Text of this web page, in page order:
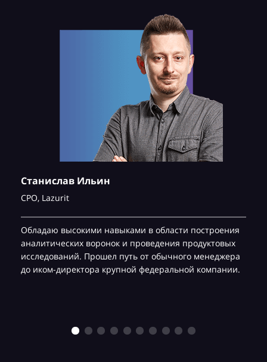
Станислав Ильин
CPO, Lazurit
Обладаю высокими навыками в области построения
аналитических воронок и проведения продуктовых
исследований. Прошел путь от обычного менеджера
до иком-директора крупной федеральной компании.